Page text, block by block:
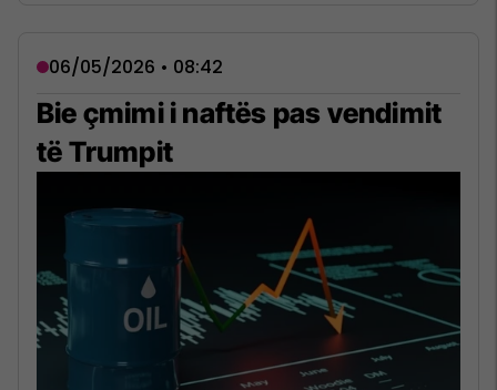
06/05/2026 • 08:42
Bie çmimi i naftës pas vendimit
të Trumpit